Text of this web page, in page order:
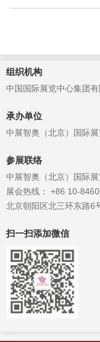
组织机构
中国国际展览中心集团有
承办单位
中展智奥（北京）国际展
参展联络
中展智奥（北京）国际展
展会热线： +86 10-
北京朝阳区北三环东路6
扫一扫添加微信